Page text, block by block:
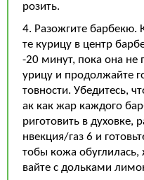
розить.
4. Разожгите барбекю.
те курицу в центр
-20 минут, пока она не
урицу и продолжайте
товности. Убедитесь,
ак как жар каждого
риготовить в духовке,
нвекция/газ 6 и
тобы кожа
вайте с дольками